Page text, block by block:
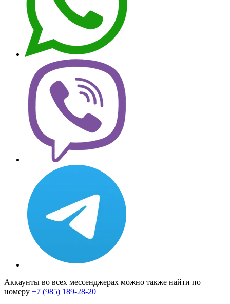
Аккаунты во всех мессенджерах можно также найти по
номеру +7 (985) 189-28-20